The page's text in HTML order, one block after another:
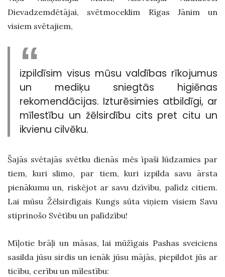
Dievadzemdētājai, svētmoceklim Rīgas Jānim un
visiem svētajiem,
izpildīsim visus mūsu valdības rīkojumus
un mediķu sniegtās higiēnas
rekomendācijas. Izturēsimies atbildīgi, ar
mīlestību un žēlsirdību cits pret citu un
ikvienu cilvēku.
Šajās svētajās svētku dienās mēs īpaši lūdzamies par
tiem, kuri slimo, par tiem, kuri izpilda savu ārsta
pienākumu un, riskējot ar savu dzīvību, palīdz citiem.
Lai mūsu Žēlsirdīgais Kungs sūta viņiem visiem Savu
stiprinošo Svētību un palīdzību!
Mīļotie brāļi un māsas, lai mūžīgais Pashas sveiciens
sasilda jūsu sirdis un ienāk jūsu mājās, piepildot jūs ar
ticību, cerību un mīlestību: